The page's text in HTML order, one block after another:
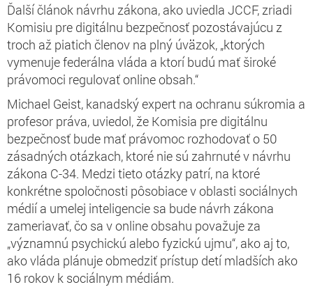
Ďalší článok návrhu zákona, ako uviedla JCCF, zriadi
Komisiu pre digitálnu bezpečnosť pozostávajúcu z
troch až piatich členov na plný úväzok, „ktorých
vymenuje federálna vláda a ktorí budú mať široké
právomoci regulovať online obsah.“
Michael Geist, kanadský expert na ochranu súkromia a
profesor práva, uviedol, že Komisia pre digitálnu
bezpečnosť bude mať právomoc rozhodovať o 50
zásadných otázkach, ktoré nie sú zahrnuté v návrhu
zákona C-34. Medzi tieto otázky patrí, na ktoré
konkrétne spoločnosti pôsobiace v oblasti sociálnych
médií a umelej inteligencie sa bude návrh zákona
zameriavať, čo sa v online obsahu považuje za
„významnú psychickú alebo fyzickú ujmu“, ako aj to,
ako vláda plánuje obmedziť prístup detí mladších ako
16 rokov k sociálnym médiám.